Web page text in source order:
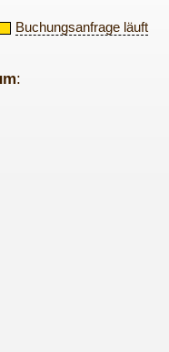
Buchungsanfrage läuft
: